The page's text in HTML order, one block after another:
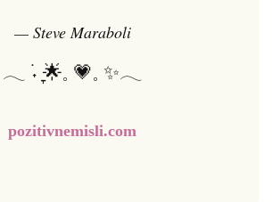
— Steve Maraboli
𓂃 ࣪˖ ִֶָ🌟𓈒 💗𓈒 ✨𓂃
pozitivnemisli.com